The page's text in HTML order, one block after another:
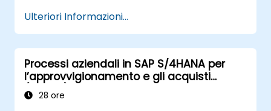
e la fatturazione.
Imparare a creare e gestire documenti
commerciali come ordini di vendita,
preventivi e resi, nonché a configurare i
diversi tipi di documenti e le categorie di
articoli.
Ulteriori Informazioni...
Processi aziendali in SAP S/4HANA per
l’approvvigionamento e gli acquisti
(S4500)
28 ore